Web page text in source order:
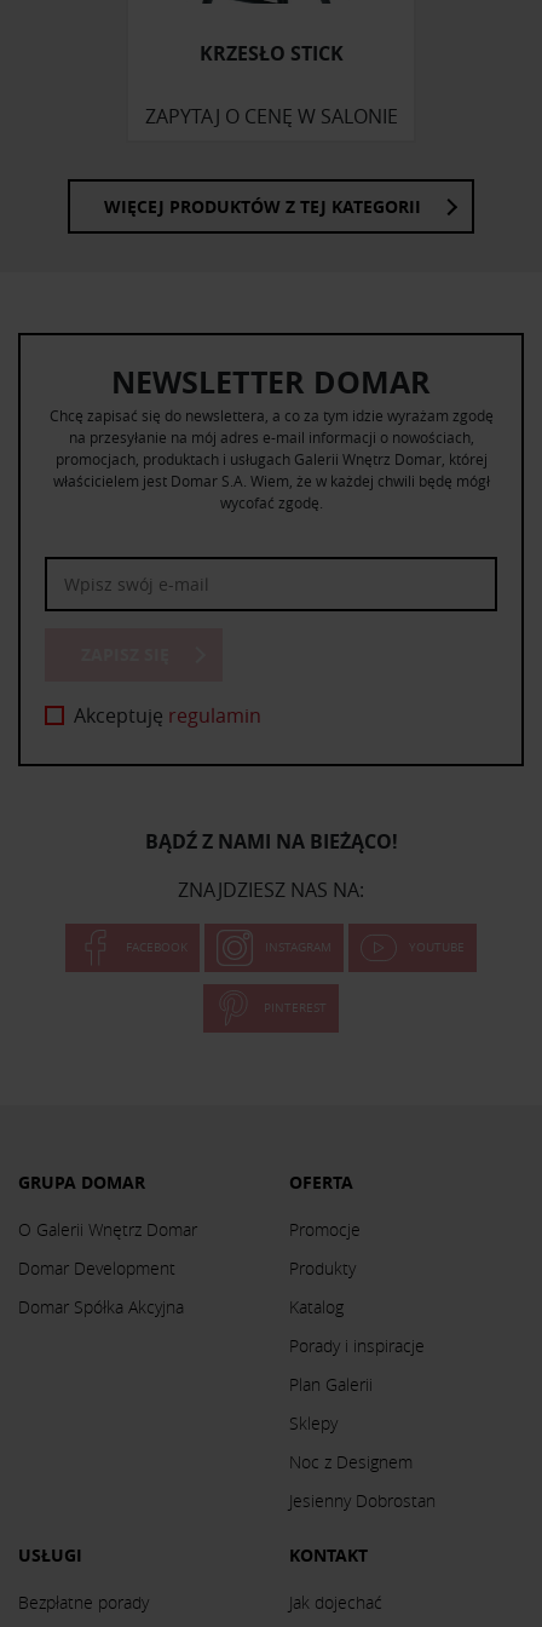
KRZESŁO STICK
ZAPYTAJ O CENĘ W SALONIE
WIĘCEJ PRODUKTÓW Z TEJ KATEGORII
NEWSLETTER DOMAR
Chcę zapisać się do newslettera, a co za tym idzie wyrażam zgodę
na przesyłanie na mój adres e-mail informacji o nowościach,
promocjach, produktach i usługach Galerii Wnętrz Domar, której
właścicielem jest Domar S.A. Wiem, że w każdej chwili będę mógł
wycofać zgodę.
Akceptuję regulamin
BĄDŹ Z NAMI NA BIEŻĄCO!
ZNAJDZIESZ NAS NA:
FACEBOOK INSTAGRAM YOUTUBE
PINTEREST
GRUPA DOMAR
O Galerii Wnętrz Domar
Domar Development
Domar Spółka Akcyjna
OFERTA
Promocje
Produkty
Katalog
Porady i inspiracje
Plan Galerii
Sklepy
Noc z Designem
Jesienny Dobrostan
USŁUGI
Bezpłatne porady
KONTAKT
Jak dojechać